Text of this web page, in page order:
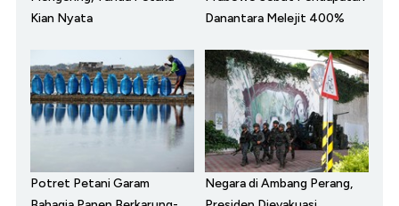
Kian Nyata
Danantara Melejit 400%
Potret Petani Garam
Negara di Ambang Perang,